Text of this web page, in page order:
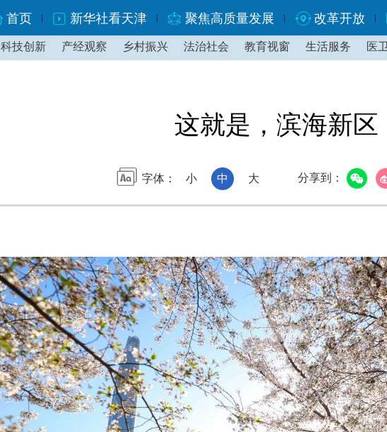
首页 新华社看天津 聚焦高质量发展 改革开放
科技创新 产经观察 乡村振兴 法治社会 教育视窗 生活服务 医
这就是，滨海新区
字体： 小 中 大 分享到：